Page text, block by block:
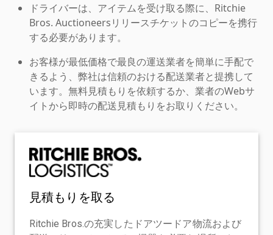
ドライバーは、アイテムを受け取る際に、Ritchie
Bros. Auctioneersリリースチケットのコピーを携行
する必要があります。
お客様が最低価格で最良の運送業者を簡単に手配で
きるよう、弊社は信頼のおける配送業者と提携して
います。無料見積もりを依頼するか、業者のWebサ
イトから即時の配送見積もりをお取りください。
見積もりを取る
Ritchie Bros.の充実したドアツードア物流および